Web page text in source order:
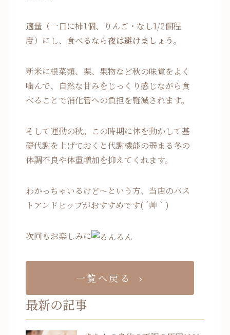
適量（一日に柿1個、りんご・なし1/2個程
度）にし、食べるなら夜は避けましょう。
新米に根菜類、栗、果物など秋の味覚をよく
噛んで、自然な甘みをじっくり感じながら食
べることで消化管への負担を軽減されます。
そして運動の秋。この時期に体を動かして基
礎代謝を上げておくと代謝機能の弱まる冬の
体調不良や体重増加を抑えてくれます。
わかっちゃいるけど～という方、当店のバス
トアンドヒップがおすすめです( ´艸｀)
次回もお楽しみに
一覧へ戻る
最新の記事